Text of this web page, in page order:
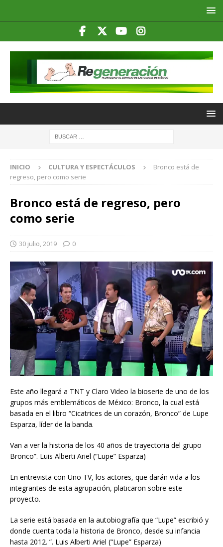
INICIO CULTURA Y ESPECTÁCULOS
Bronco está de
regreso, pero como serie
Bronco está de regreso, pero
como serie
30 julio, 2019 0
Este año llegará a TNT y Claro Video la bioserie de uno de los
grupos más emblemáticos de México: Bronco, la cual está
basada en el libro “Cicatrices de un corazón, Bronco” de Lupe
Esparza, líder de la banda.
Van a ver la historia de los 40 años de trayectoria del grupo
Bronco”. Luis Alberti Ariel (“Lupe” Esparza)
En entrevista con Uno TV, los actores, que darán vida a los
integrantes de esta agrupación, platicaron sobre este
proyecto.
La serie está basada en la autobiografía que “Lupe” escribió y
donde cuenta toda la historia de Bronco, desde su infancia
hasta 2012. ”. Luis Alberti Ariel (“Lupe” Esparza)